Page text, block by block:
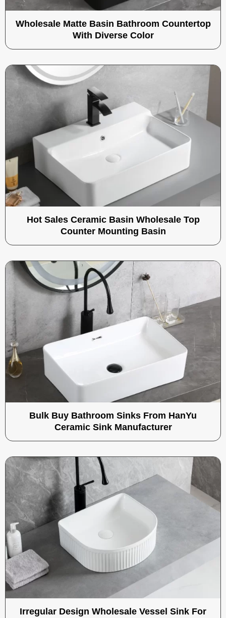
Wholesale Matte Basin Bathroom Countertop
With Diverse Color
Hot Sales Ceramic Basin Wholesale Top
Counter Mounting Basin
Bulk Buy Bathroom Sinks From HanYu
Ceramic Sink Manufacturer
Irregular Design Wholesale Vessel Sink For